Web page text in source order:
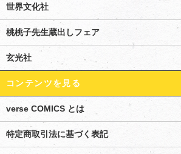
世界文化社
桃桃子先生蔵出しフェア
玄光社
コンテンツを見る
verse COMICS とは
特定商取引法に基づく表記